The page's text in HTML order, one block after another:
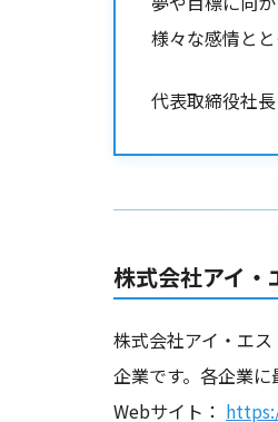
様々な感情と
代表取締役社
株式会社アイ・
株式会社アイ・エ
企業です。各企業
Webサイト：